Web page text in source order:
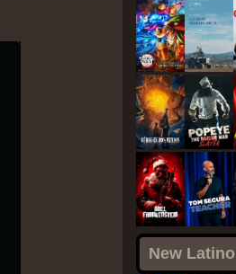
New Latino